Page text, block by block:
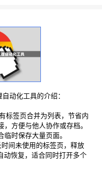
自动化工具的介绍：
标签页合并为列表，节省内
方便与他人协作或存档。
时保存大量页面。
时间未使用的标签页，释放
动恢复，适合同时打开多个